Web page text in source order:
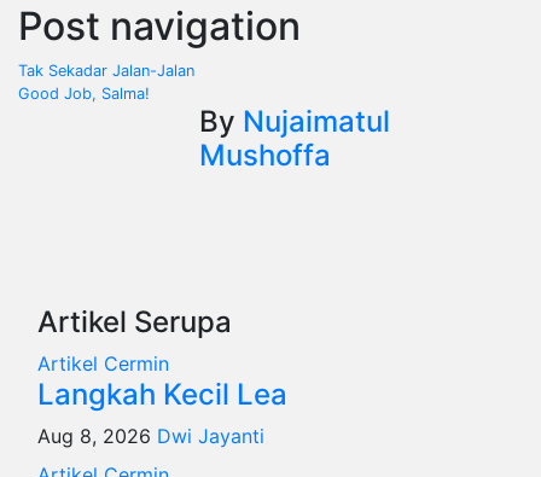
Post navigation
Tak Sekadar Jalan-Jalan
Good Job, Salma!
By Nujaimatul
Mushoffa
Artikel Serupa
Artikel Cermin
Langkah Kecil Lea
Aug 8, 2026 Dwi Jayanti